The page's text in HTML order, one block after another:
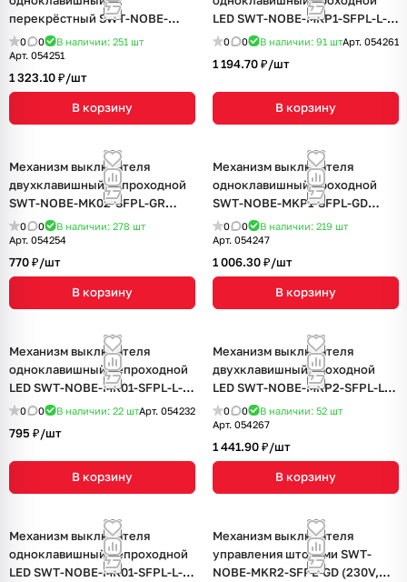
перекрёстный SWT-NOBE-
MKX1-SFPL-GR (230V, 10A)
(Arlight, Серый базальт)
0 0 В наличии: 251 шт
Арт. 054251
1 323.10 ₽/шт
В корзину
LED SWT-NOBE-MKP1-SFPL-L-
BK (230V, 10A) (Arlight, Черный
0 0 В наличии: 91 штАрт. 054261
1 194.70 ₽/шт
В корзину
Механизм выключателя
двухклавишный непроходной
SWT-NOBE-MK02-SFPL-GR
(230V, 10A) (Arlight, Серый
базальт)
0 0 В наличии: 278 шт
Арт. 054254
770 ₽/шт
В корзину
Механизм выключателя
одноклавишный проходной
SWT-NOBE-MKP1-SFPL-GD
(230V, 10A) (Arlight, Золотой
песок)
0 0 В наличии: 219 шт
Арт. 054247
1 006.30 ₽/шт
В корзину
Механизм выключателя
одноклавишный непроходной
LED SWT-NOBE-MK01-SFPL-L-
WH (230V, 10A) (Arlight, Белый
0 0 В наличии: 22 штАрт. 054232
795 ₽/шт
В корзину
Механизм выключателя
двухклавишный проходной
LED SWT-NOBE-MKP2-SFPL-L-
BK (230V, 10A) (Arlight, Черный
оникс)
0 0 В наличии: 52 шт
Арт. 054267
1 441.90 ₽/шт
В корзину
Механизм выключателя
одноклавишный непроходной
LED SWT-NOBE-MK01-SFPL-L-
Механизм выключателя
управления шторами SWT-
NOBE-MKR2-SFPL-GD (230V,